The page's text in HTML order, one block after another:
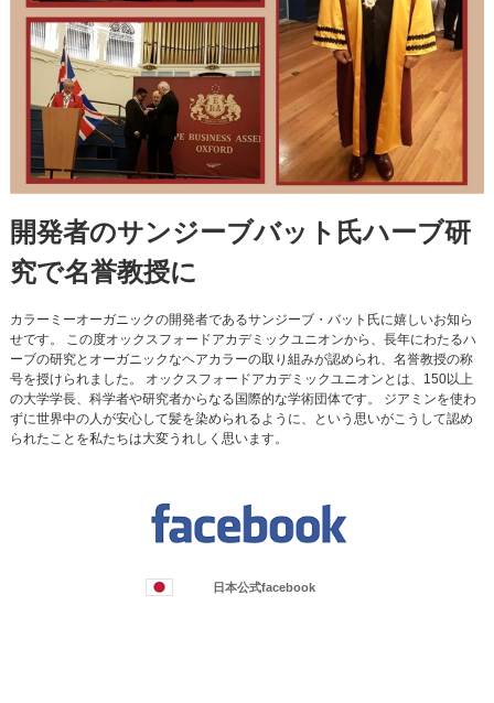
開発者のサンジーブバット氏ハーブ研
究で名誉教授に
カラーミーオーガニックの開発者であるサンジーブ・バット氏に嬉しいお知ら
せです。 この度オックスフォードアカデミックユニオンから、長年にわたるハ
ーブの研究とオーガニックなヘアカラーの取り組みが認められ、名誉教授の称
号を授けられました。 オックスフォードアカデミックユニオンとは、150以上
の大学学長、科学者や研究者からなる国際的な学術団体です。 ジアミンを使わ
ずに世界中の人が安心して髪を染められるように、という思いがこうして認め
られたことを私たちは大変うれしく思います。
日本公式facebook